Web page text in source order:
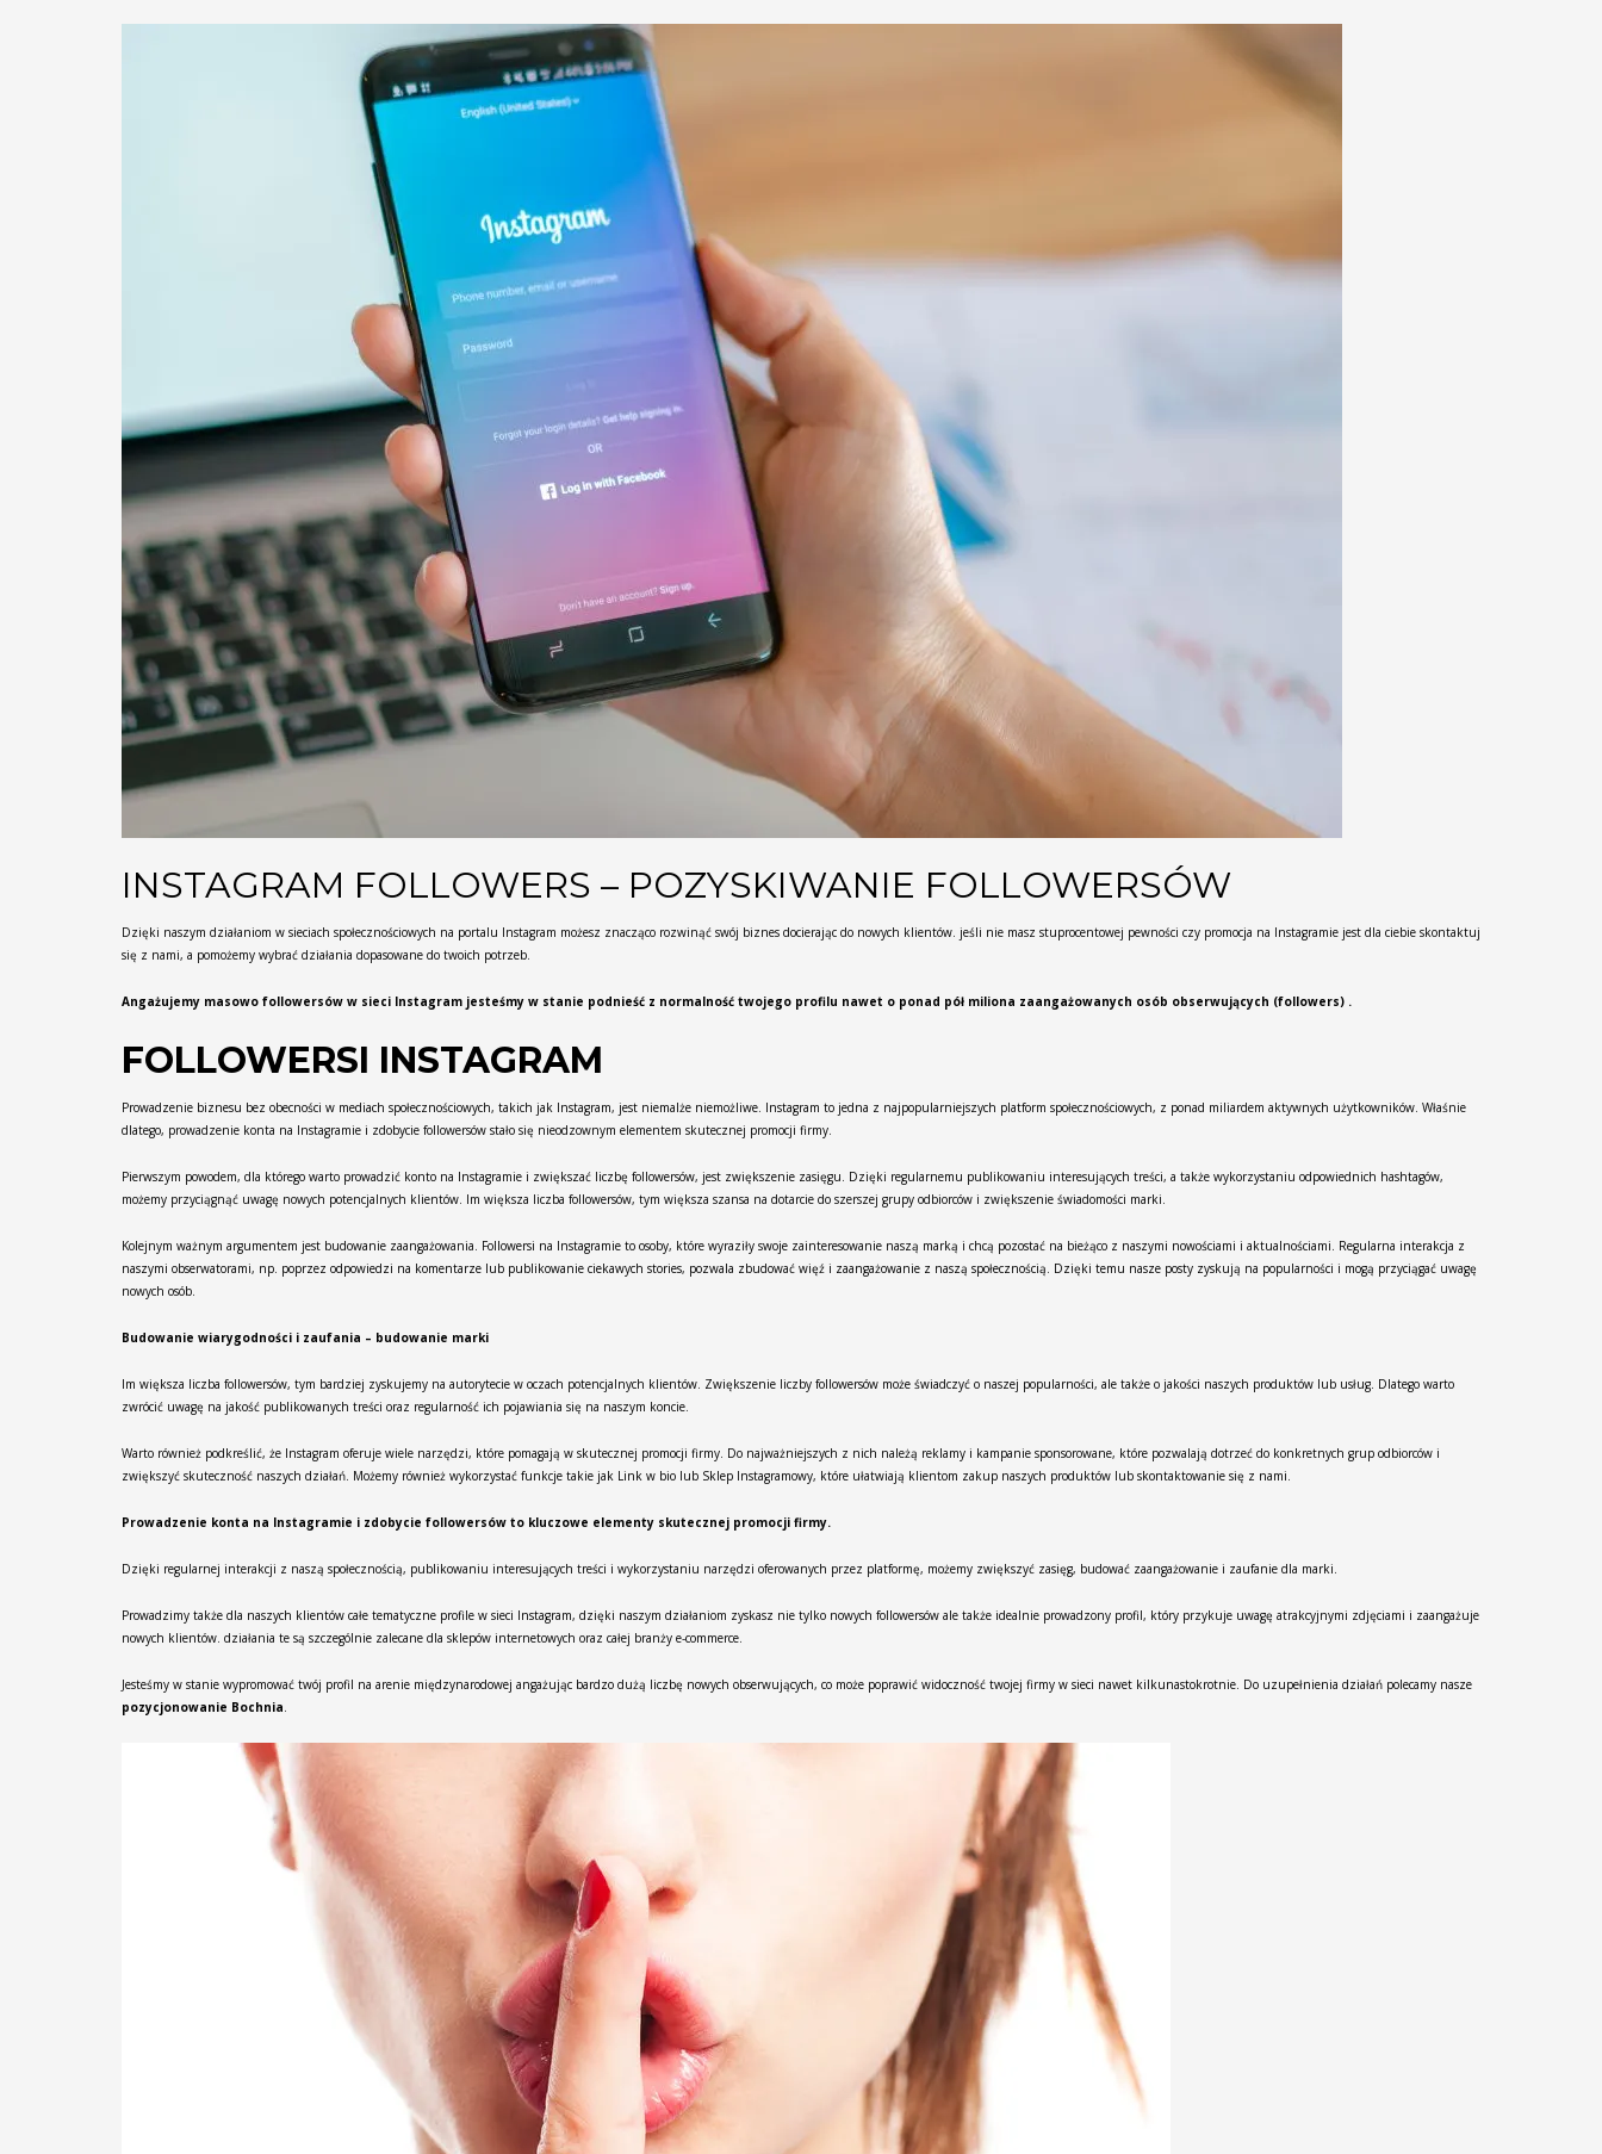
INSTAGRAM FOLLOWERS – POZYSKIWANIE FOLLOWERSÓW
Dzięki naszym działaniom w sieciach społecznościowych na portalu Instagram możesz znacząco rozwinąć swój biznes docierając do nowych klientów. jeśli nie masz stuprocentowej pewności czy promocja na Instagramie jest dla ciebie skontaktuj
się z nami, a pomożemy wybrać działania dopasowane do twoich potrzeb.
Angażujemy masowo followersów w sieci Instagram jesteśmy w stanie podnieść z normalność twojego profilu nawet o ponad pół miliona zaangażowanych osób obserwujących (followers) .
FOLLOWERSI INSTAGRAM
Prowadzenie biznesu bez obecności w mediach społecznościowych, takich jak Instagram, jest niemalże niemożliwe. Instagram to jedna z najpopularniejszych platform społecznościowych, z ponad miliardem aktywnych użytkowników. Właśnie
dlatego, prowadzenie konta na Instagramie i zdobycie followersów stało się nieodzownym elementem skutecznej promocji firmy.
Pierwszym powodem, dla którego warto prowadzić konto na Instagramie i zwiększać liczbę followersów, jest zwiększenie zasięgu. Dzięki regularnemu publikowaniu interesujących treści, a także wykorzystaniu odpowiednich hashtagów,
możemy przyciągnąć uwagę nowych potencjalnych klientów. Im większa liczba followersów, tym większa szansa na dotarcie do szerszej grupy odbiorców i zwiększenie świadomości marki.
Kolejnym ważnym argumentem jest budowanie zaangażowania. Followersi na Instagramie to osoby, które wyraziły swoje zainteresowanie naszą marką i chcą pozostać na bieżąco z naszymi nowościami i aktualnościami. Regularna interakcja z
naszymi obserwatorami, np. poprzez odpowiedzi na komentarze lub publikowanie ciekawych stories, pozwala zbudować więź i zaangażowanie z naszą społecznością. Dzięki temu nasze posty zyskują na popularności i mogą przyciągać uwagę
nowych osób.
Budowanie wiarygodności i zaufania – budowanie marki
Im większa liczba followersów, tym bardziej zyskujemy na autorytecie w oczach potencjalnych klientów. Zwiększenie liczby followersów może świadczyć o naszej popularności, ale także o jakości naszych produktów lub usług. Dlatego warto
zwrócić uwagę na jakość publikowanych treści oraz regularność ich pojawiania się na naszym koncie.
Warto również podkreślić, że Instagram oferuje wiele narzędzi, które pomagają w skutecznej promocji firmy. Do najważniejszych z nich należą reklamy i kampanie sponsorowane, które pozwalają dotrzeć do konkretnych grup odbiorców i
zwiększyć skuteczność naszych działań. Możemy również wykorzystać funkcje takie jak Link w bio lub Sklep Instagramowy, które ułatwiają klientom zakup naszych produktów lub skontaktowanie się z nami.
Prowadzenie konta na Instagramie i zdobycie followersów to kluczowe elementy skutecznej promocji firmy.
Dzięki regularnej interakcji z naszą społecznością, publikowaniu interesujących treści i wykorzystaniu narzędzi oferowanych przez platformę, możemy zwiększyć zasięg, budować zaangażowanie i zaufanie dla marki.
Prowadzimy także dla naszych klientów całe tematyczne profile w sieci Instagram, dzięki naszym działaniom zyskasz nie tylko nowych followersów ale także idealnie prowadzony profil, który przykuje uwagę atrakcyjnymi zdjęciami i zaangażuje
nowych klientów. działania te są szczególnie zalecane dla sklepów internetowych oraz całej branży e-commerce.
Jesteśmy w stanie wypromować twój profil na arenie międzynarodowej angażując bardzo dużą liczbę nowych obserwujących, co może poprawić widoczność twojej firmy w sieci nawet kilkunastokrotnie. Do uzupełnienia działań polecamy nasze
pozycjonowanie Bochnia.